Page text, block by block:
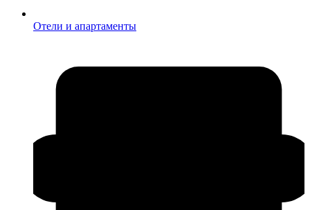
Отели и апартаменты